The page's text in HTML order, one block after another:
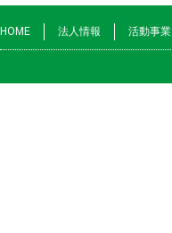
HOME 法人情報 活動事業